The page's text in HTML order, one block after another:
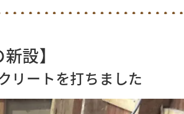
設】
リートを打ちました